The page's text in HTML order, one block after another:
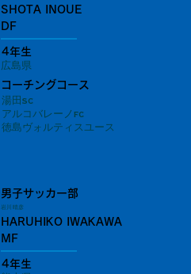
SHOTA INOUE
DF
4年生
コーチングコース
広島県
湯田sc
アルコバレーノfc
徳島ヴォルティスユース
男子サッカー部
岩川 晴彦
HARUHIKO IWAKAWA
MF
4年生